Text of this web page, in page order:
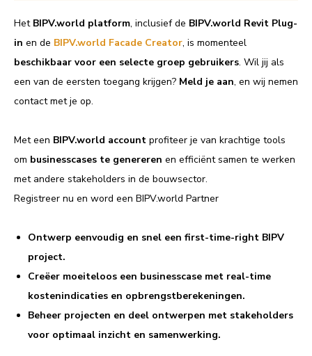
Het BIPV.world platform, inclusief de BIPV.world Revit Plug-
in en de BIPV.world Facade Creator, is momenteel
beschikbaar voor een selecte groep gebruikers. Wil jij als
een van de eersten toegang krijgen? Meld je aan, en wij nemen
contact met je op.
Met een BIPV.world account profiteer je van krachtige tools
om businesscases te genereren en efficiënt samen te werken
met andere stakeholders in de bouwsector.
Registreer nu en word een BIPV.world Partner
Ontwerp eenvoudig en snel een first-time-right BIPV
project.
Creëer moeiteloos een businesscase met real-time
kostenindicaties en opbrengstberekeningen.
Beheer projecten en deel ontwerpen met stakeholders
voor optimaal inzicht en samenwerking.